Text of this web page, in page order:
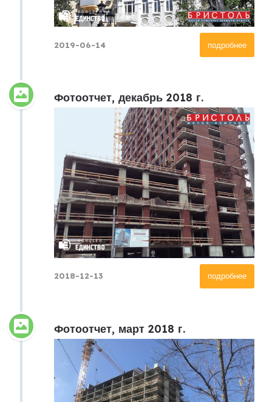
подробнее
2019-06-14
Фотоотчет, декабрь 2018 г.
подробнее
2018-12-13
Фотоотчет, март 2018 г.